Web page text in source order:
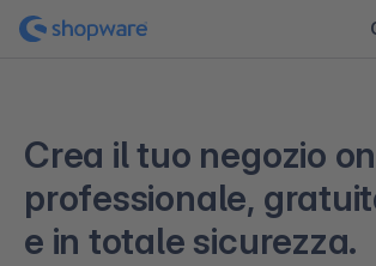
Crea il tuo negozio
professionale,
e in totale sicurezza.